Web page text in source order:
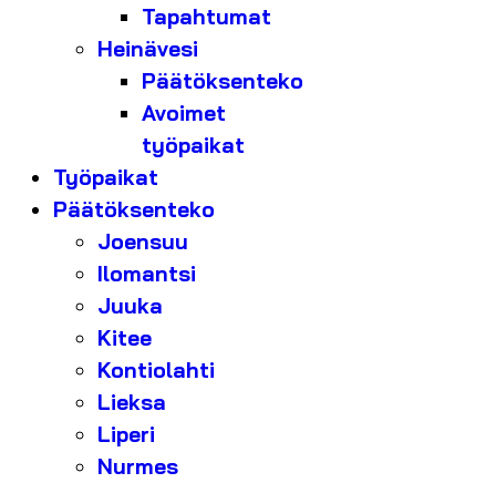
Tapahtumat
Heinävesi
Päätöksenteko
Avoimet
työpaikat
Työpaikat
Päätöksenteko
Joensuu
Ilomantsi
Juuka
Kitee
Kontiolahti
Lieksa
Liperi
Nurmes